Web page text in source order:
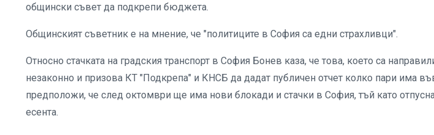
общински съвет да подкрепи бюджета.
Общинският съветник е на мнение, че "политиците в София са едни страхливци".
Относно стачката на градския транспорт в София Бонев каза, че това, което са
незаконно и призова КТ "Подкрепа" и КНСБ да дадат публичен отчет колко пари има
предположи, че след октомври ще има нови блокади и стачки в София, тъй като
есента.